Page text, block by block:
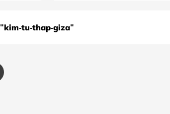
"kim-tu-thap-giza"